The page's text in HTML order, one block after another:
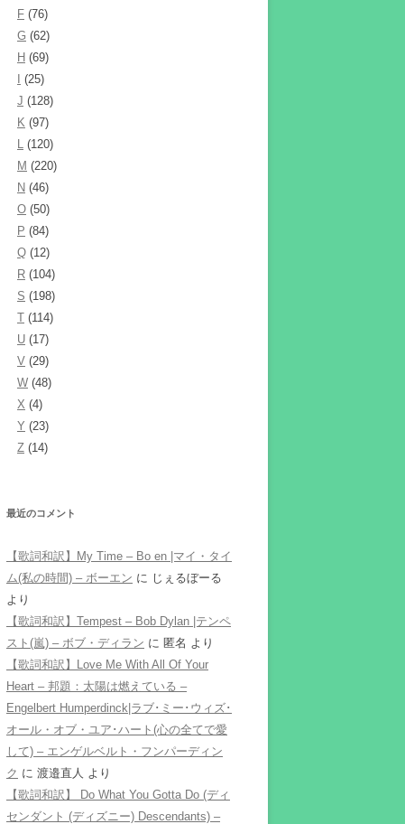
F (76)
G (62)
H (69)
(25)
J (128)
K (97)
L (120)
M (220)
N (46)
O (50)
P (84)
Q (12)
R (104)
S (198)
T (114)
U (17)
V (29)
W (48)
X (4)
Y (23)
Z (14)
最近のコメント
【歌詞和訳】My Time – Bo en |マイ・タイ
ム(私の時間) – ボーエン に じぇるぼーる
より
【歌詞和訳】Tempest – Bob Dylan |テンペ
スト(嵐) – ボブ・ディラン に 匿名 より
【歌詞和訳】Love Me With All Of Your
Heart – 邦題：太陽は燃えている –
Engelbert Humperdinck|ラブ･ミー･ウィズ･
オール・オブ・ユア･ハート(心の全てで愛
して) – エンゲルベルト・フンパーディン
ク に 渡邉直人 より
【歌詞和訳】 Do What You Gotta Do (ディ
センダント (ディズニー) Descendants) –